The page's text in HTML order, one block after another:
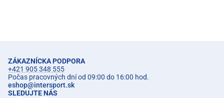
ZÁKAZNÍCKA PODPORA
+421 905 348 555
Počas pracovných dní od 09:00 do 16:00 hod.
eshop@intersport.sk
SLEDUJTE NÁS